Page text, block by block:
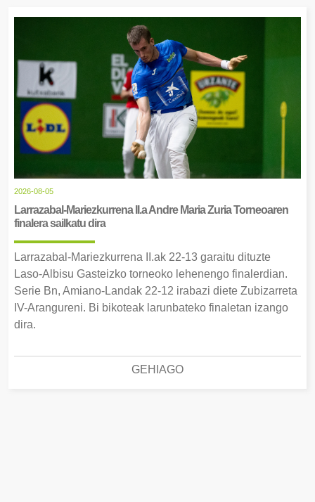
2026-08-05
Larrazabal-Mariezkurrena II.a Andre Maria Zuria Torneoaren
finalera sailkatu dira
Larrazabal-Mariezkurrena II.ak 22-13 garaitu dituzte
Laso-Albisu Gasteizko torneoko lehenengo finalerdian.
Serie Bn, Amiano-Landak 22-12 irabazi diete Zubizarreta
IV-Arangureni. Bi bikoteak larunbateko finaletan izango
dira.
GEHIAGO